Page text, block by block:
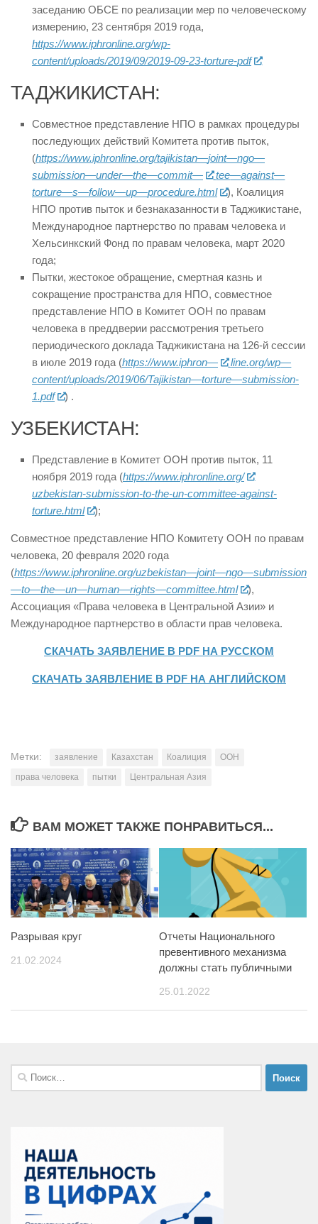
заседанию ОБСЕ по реализации мер по человеческому
измерению, 23 сентября 2019 года,
https://www.iphronline.org/wp-
content/uploads/2019/09/2019-09-23-torture-pdf
ТАДЖИКИСТАН:
Совместное представление НПО в рамках процедуры
последующих действий Комитета против пыток,
(https://www.iphronline.org/tajikistan—joint—ngo—
submission—under—the—commit— tee—against—
torture—s—follow—up—procedure.html
), Коалиция
НПО против пыток и безнаказанности в Таджикистане,
Международное партнерство по правам человека и
Хельсинкский Фонд по правам человека, март 2020
года;
Пытки, жестокое обращение, смертная казнь и
сокращение пространства для НПО, совместное
представление НПО в Комитет ООН по правам
человека в преддверии рассмотрения третьего
периодического доклада Таджикистана на 126-й сессии
в июле 2019 года (https://www.iphron— line.org/wp—
content/uploads/2019/06/Tajikistan—torture—submission-
1.pdf ) .
УЗБЕКИСТАН:
Представление в Комитет ООН против пыток, 11
ноября 2019 года (https://www.iphronline.org/
uzbekistan-submission-to-the-un-committee-against-
torture.html
);
Совместное представление НПО Комитету ООН по правам
человека, 20 февраля 2020 года
(https://www.iphronline.org/uzbekistan—joint—ngo—submission
—to—the—un—human—rights—committee.html
),
Ассоциация «Права человека в Центральной Азии» и
Международное партнерство в области прав человека.
СКАЧАТЬ ЗАЯВЛЕНИЕ В PDF НА РУССКОМ
СКАЧАТЬ ЗАЯВЛЕНИЕ В PDF НА АНГЛИЙСКОМ
Метки: заявление Казахстан Коалиция
ООН
права человека
пытки Центральная Азия
ВАМ МОЖЕТ ТАКЖЕ ПОНРАВИТЬСЯ...
Разрывая круг
21.02.2024
Отчеты Национального
превентивного механизма
должны стать публичными
25.01.2022
Найти: